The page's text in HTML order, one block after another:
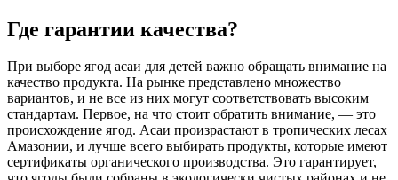
Где гарантии качества?
При выборе ягод асаи для детей важно обращать внимание на
качество продукта. На рынке представлено множество
вариантов, и не все из них могут соответствовать высоким
стандартам. Первое, на что стоит обратить внимание, — это
происхождение ягод. Асаи произрастают в тропических лесах
Амазонии, и лучше всего выбирать продукты, которые имеют
сертификаты органического производства. Это гарантирует,